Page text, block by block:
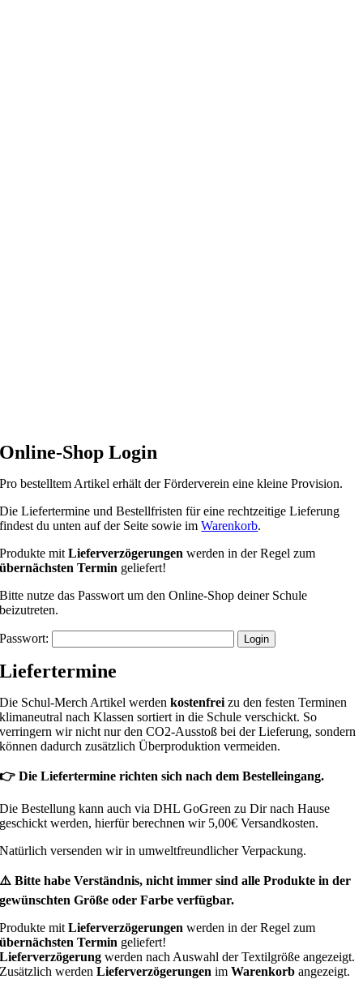
Online-Shop Login
Pro bestelltem Artikel erhält der Förderverein eine kleine Provision.
Die Liefertermine und Bestellfristen für eine rechtzeitige Lieferung
findest du unten auf der Seite sowie imWarenkorb.
Produkte mitLieferverzögerungen werden in der Regel zum
übernächsten Termin geliefert!
Bitte nutze das Passwort um den Online-Shop deiner Schule
beizutreten.
Passwort:
Liefertermine
Die Schul-Merch Artikel werdenkostenfrei zu den festen Terminen
klimaneutral nach Klassen sortiert in die Schule verschickt. So
verringern wir nicht nur den CO2-Ausstoß bei der Lieferung, sondern
können dadurch zusätzlich Überproduktion vermeiden.
👉 Die Liefertermine richten sich nach dem Bestelleingang.
Die Bestellung kann auch via DHL GoGreen zu Dir nach Hause
geschickt werden, hierfür berechnen wir 5,00€ Versandkosten.
Natürlich versenden wir in umweltfreundlicher Verpackung.
⚠️ Bitte habe Verständnis, nicht immer sind alle Produkte in der
gewünschten Größe oder Farbe verfügbar.
Produkte mitLieferverzögerungen werden in der Regel zum
übernächsten Termin geliefert!
Lieferverzögerung werden nach Auswahl der Textilgröße angezeigt.
Zusätzlich werdenLieferverzögerungen imWarenkorb angezeigt.